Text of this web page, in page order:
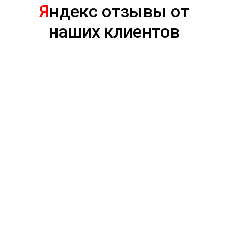
Яндекс отзывы от
наших клиентов